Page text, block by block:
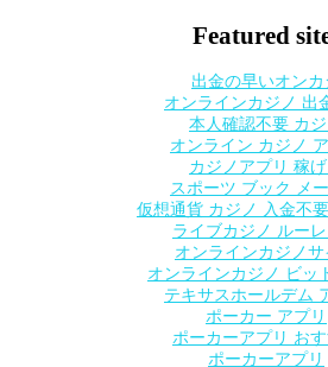
Featured
出金の早いオンカ
オンラインカジノ 出
本人確認不要 カジ
オンライン カジノ
カジノアプリ 稼
スポーツ ブック メ
仮想通貨 カジノ 入金不
ライブカジノ ルーレ
オンラインカジノサ
オンラインカジノ ビッ
テキサスホールデム
ポーカー アプリ
ポーカーアプリ お
ポーカーアプリ